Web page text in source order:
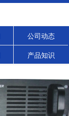
公司动态
产品知识